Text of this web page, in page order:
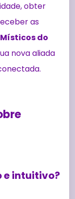
obter
as
Místicos do
nova aliada
e intuitivo?